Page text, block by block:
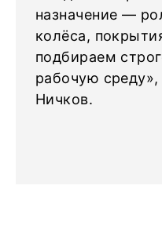
назначение —
колёса,
подбираем
рабочую
Ничков.